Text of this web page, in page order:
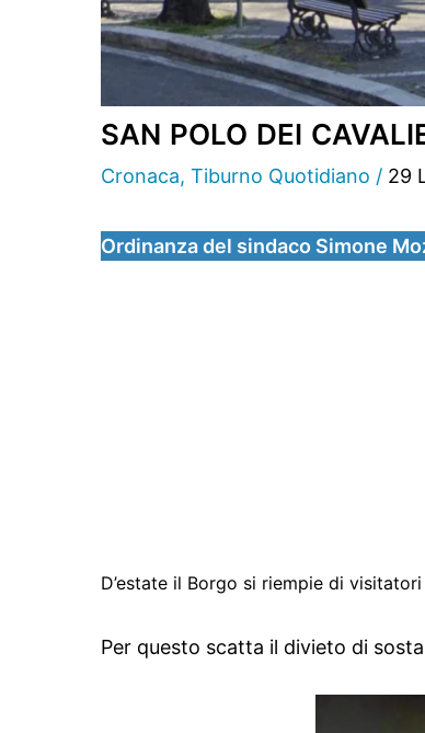
SAN POLO DEI
Cronaca, Tiburno Quotidiano / 29
Ordinanza del sindaco Simone
D’estate il Borgo si riempie di
Per questo scatta il divieto di